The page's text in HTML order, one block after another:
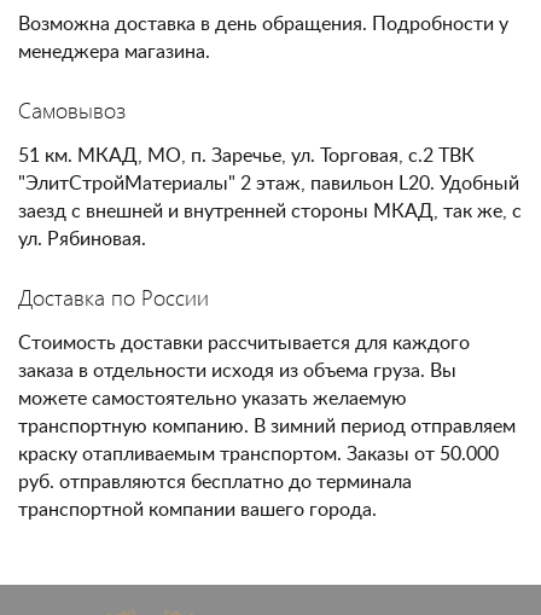
Возможна доставка в день обращения. Подробности у
менеджера магазина.
Самовывоз
51 км. МКАД, МО, п. Заречье, ул. Торговая, с.2 ТВК
"ЭлитСтройМатериалы" 2 этаж, павильон L20. Удобный
заезд с внешней и внутренней стороны МКАД, так же, с
ул. Рябиновая.
Доставка по России
Стоимость доставки рассчитывается для каждого
заказа в отдельности исходя из объема груза. Вы
можете самостоятельно указать желаемую
транспортную компанию. В зимний период отправляем
краску отапливаемым транспортом. Заказы от 50.000
руб. отправляются бесплатно до терминала
транспортной компании вашего города.